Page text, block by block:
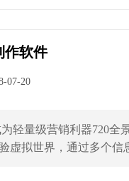
作软件
07-20
轻量级营销利器720全
虚拟世界，通过多个信